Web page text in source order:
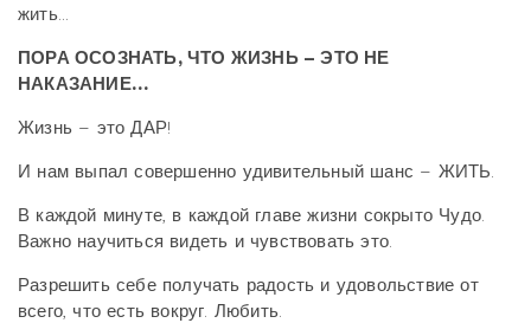
жить...
ПОРА ОСОЗНАТЬ, ЧТО ЖИЗНЬ – ЭТО НЕ
НАКАЗАНИЕ…
Жизнь – это ДАР!
И нам выпал совершенно удивительный шанс – ЖИТЬ.
В каждой минуте, в каждой главе жизни сокрыто Чудо.
Важно научиться видеть и чувствовать это.
Разрешить себе получать радость и удовольствие от
всего, что есть вокруг. Любить.